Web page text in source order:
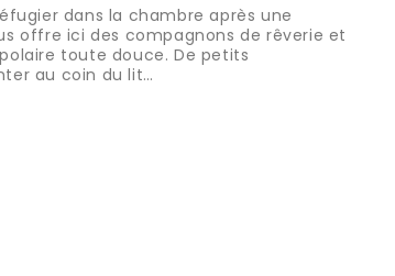
dans la chambre après une
offre ici des compagnons de rêverie et
toute douce. De petits
au coin du lit…